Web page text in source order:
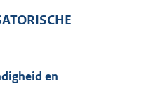
en